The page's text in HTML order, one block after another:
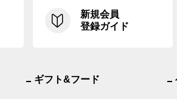
新規会員
登録ガイド
ギフト&フード